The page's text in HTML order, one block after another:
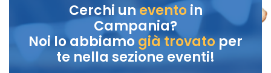
Cerchi unevento in
Campania?
Noi lo abbiamo già trovatoper
te nella sezione eventi!